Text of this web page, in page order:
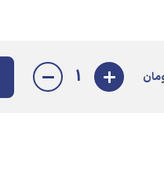
1